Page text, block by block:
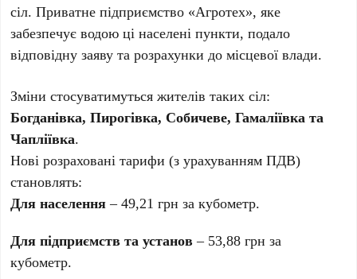
сіл. Приватне підприємство «Агротех», яке
забезпечує водою ці населені пункти, подало
відповідну заяву та розрахунки до місцевої влади.
Зміни стосуватимуться жителів таких сіл:
Богданівка, Пирогівка, Собичеве, Гамаліївка та
Чапліївка.
Нові розраховані тарифи (з урахуванням ПДВ)
становлять:
Для населення– 49,21 грн за кубометр.
Для підприємств та установ– 53,88 грн за
кубометр.